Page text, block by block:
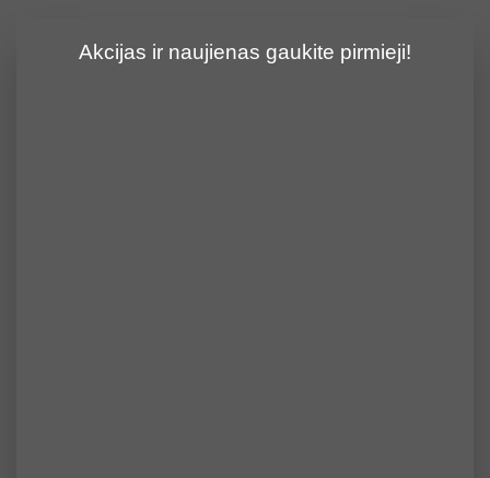
Akcijas ir naujienas gaukite pirmieji!